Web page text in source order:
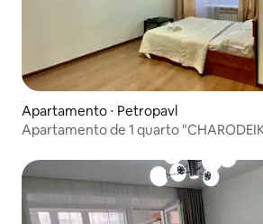
Apartamento ⋅ Petropavl
Apartamento de 1 quarto